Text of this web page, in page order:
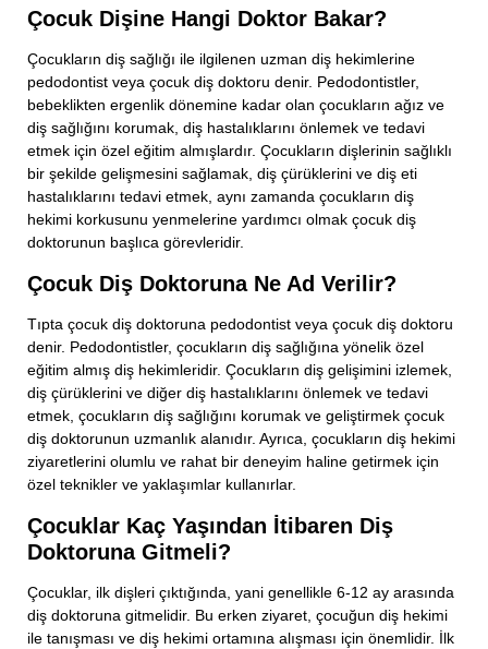
Çocuk Dişine Hangi Doktor Bakar?
Çocukların diş sağlığı ile ilgilenen uzman diş hekimlerine
pedodontist veya çocuk diş doktoru denir. Pedodontistler,
bebeklikten ergenlik dönemine kadar olan çocukların ağız ve
diş sağlığını korumak, diş hastalıklarını önlemek ve tedavi
etmek için özel eğitim almışlardır. Çocukların dişlerinin sağlıklı
bir şekilde gelişmesini sağlamak, diş çürüklerini ve diş eti
hastalıklarını tedavi etmek, aynı zamanda çocukların diş
hekimi korkusunu yenmelerine yardımcı olmak çocuk diş
doktorunun başlıca görevleridir.
Çocuk Diş Doktoruna Ne Ad Verilir?
Tıpta çocuk diş doktoruna pedodontist veya çocuk diş doktoru
denir. Pedodontistler, çocukların diş sağlığına yönelik özel
eğitim almış diş hekimleridir. Çocukların diş gelişimini izlemek,
diş çürüklerini ve diğer diş hastalıklarını önlemek ve tedavi
etmek, çocukların diş sağlığını korumak ve geliştirmek çocuk
diş doktorunun uzmanlık alanıdır. Ayrıca, çocukların diş hekimi
ziyaretlerini olumlu ve rahat bir deneyim haline getirmek için
özel teknikler ve yaklaşımlar kullanırlar.
Çocuklar Kaç Yaşından İtibaren Diş
Doktoruna Gitmeli?
Çocuklar, ilk dişleri çıktığında, yani genellikle 6-12 ay arasında
diş doktoruna gitmelidir. Bu erken ziyaret, çocuğun diş hekimi
ile tanışması ve diş hekimi ortamına alışması için önemlidir. İlk
Bizimle İletişime Geç!
Adınız Soyadınız